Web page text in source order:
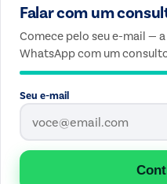
Falar com um
Comece pelo seu e-mail —
WhatsApp com um
Seu e-mail